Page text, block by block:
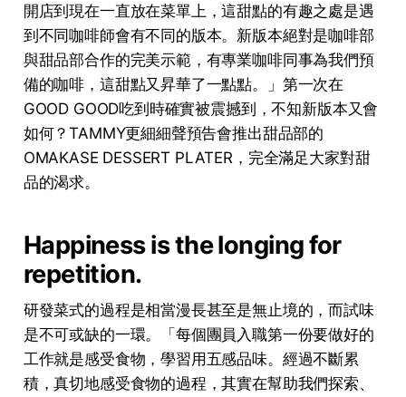
開店到現在⼀直放在菜單上，這甜點的有趣之處是遇
到不同咖啡師會有不同的版本。新版本絕對是咖啡部
與甜品部合作的完美⽰範，有專業咖啡同事為我們預
備的咖啡，這甜點⼜昇華了⼀點點。」第⼀次在
GOOD GOOD吃到時確實被震撼到，不知新版本⼜會
如何？TAMMY更細細聲預告會推出甜品部的
OMAKASE DESSERT PLATER，完全滿⾜⼤家對甜
品的渴求。
Happiness is the longing for
repetition.
研發菜式的過程是相當漫長甚⾄是無⽌境的，⽽試味
是不可或缺的⼀環。「每個團員⼊職第⼀份要做好的
⼯作就是感受⾷物，學習⽤五感品味。經過不斷累
積，真切地感受⾷物的過程，其實在幫助我們探索、